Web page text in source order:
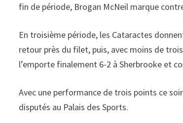
fin de période, Brogan McNeil marque
En troisième période, les Cataractes
retour près du filet, puis, avec moins de
l’emporte finalement 6-2 à Sherbrooke et
Avec une performance de trois points ce
disputés au Palais des Sports.